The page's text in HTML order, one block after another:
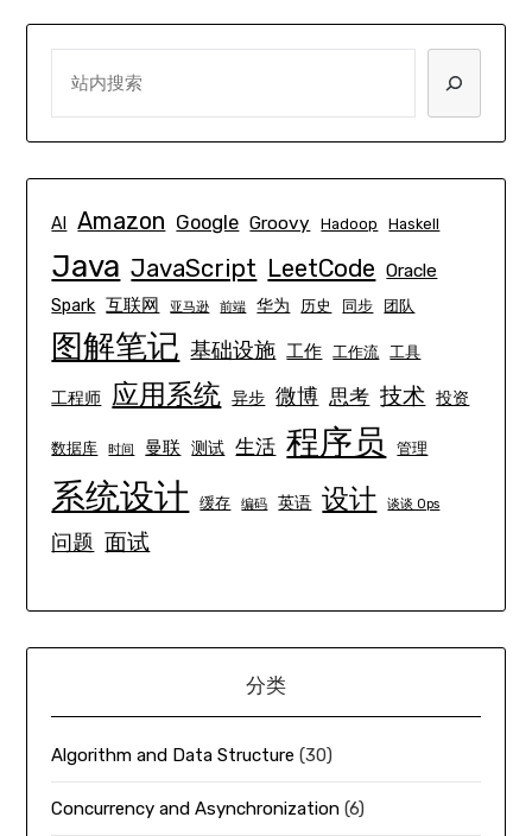
AI Amazon Google Groovy Hadoop Haskell
Java JavaScript LeetCode Oracle
Spark 互联网 亚马逊 前端 华为 历史 同步 团队
图解笔记 基础设施 工作 工作流 工具
工程师 应用系统 异步 微博 思考 技术 投资
数据库 时间 曼联 测试 生活 程序员 管理
系统设计 缓存 编码 英语 设计 谈谈 Ops
问题 面试
分类
Algorithm and Data Structure (30)
Concurrency and Asynchronization (6)